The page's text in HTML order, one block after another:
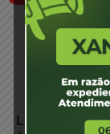
LINKS